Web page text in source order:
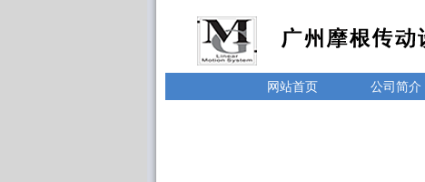
网站首页 公司简介